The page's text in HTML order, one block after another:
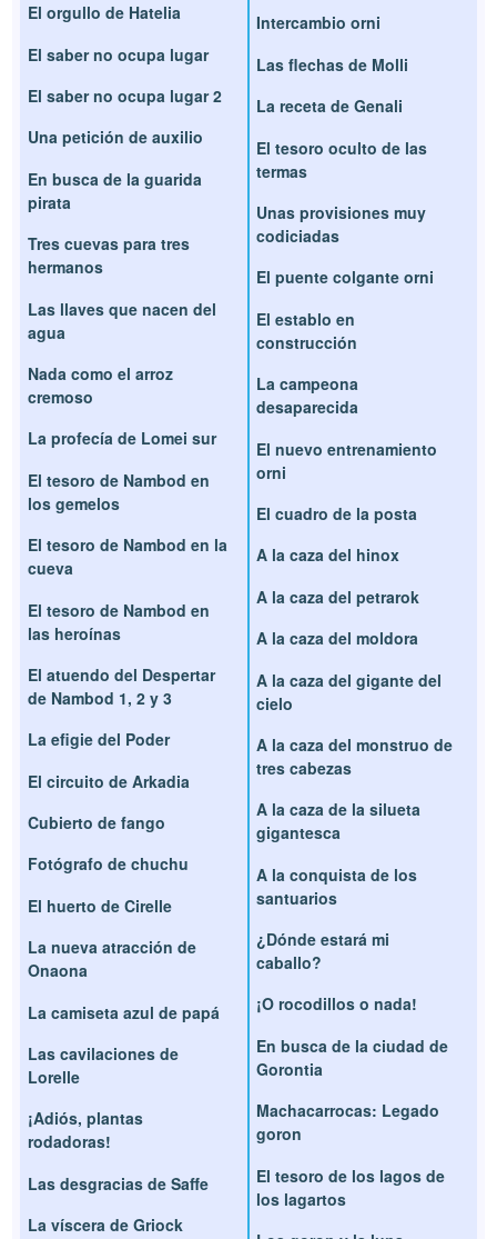
El orgullo de Hatelia
El saber no ocupa lugar
El saber no ocupa lugar 2
Una petición de auxilio
En busca de la guarida
pirata
Tres cuevas para tres
hermanos
Las llaves que nacen del
agua
Nada como el arroz
cremoso
La profecía de Lomei sur
El tesoro de Nambod en
los gemelos
El tesoro de Nambod en la
cueva
El tesoro de Nambod en
las heroínas
El atuendo del Despertar
de Nambod 1, 2 y 3
La efigie del Poder
El circuito de Arkadia
Cubierto de fango
Fotógrafo de chuchu
El huerto de Cirelle
La nueva atracción de
Onaona
La camiseta azul de papá
Las cavilaciones de
Lorelle
¡Adiós, plantas
rodadoras!
Las desgracias de Saffe
La víscera de Griock
Intercambio orni
Las flechas de Molli
La receta de Genali
El tesoro oculto de las
termas
Unas provisiones muy
codiciadas
El puente colgante orni
El establo en
construcción
La campeona
desaparecida
El nuevo entrenamiento
orni
El cuadro de la posta
A la caza del hinox
A la caza del petrarok
A la caza del moldora
A la caza del gigante del
cielo
A la caza del monstruo de
tres cabezas
A la caza de la silueta
gigantesca
A la conquista de los
santuarios
¿Dónde estará mi
caballo?
¡O rocodillos o nada!
En busca de la ciudad de
Gorontia
Machacarrocas: Legado
goron
El tesoro de los lagos de
los lagartos